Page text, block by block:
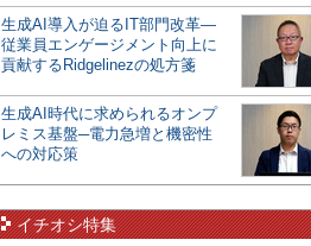
生成AI導入が迫るIT部門改革―
従業員エンゲージメント向上に
貢献するRidgelinezの処方箋
生成AI時代に求められるオンプ
レミス基盤─電力急増と機密性
への対応策
イチオシ特集